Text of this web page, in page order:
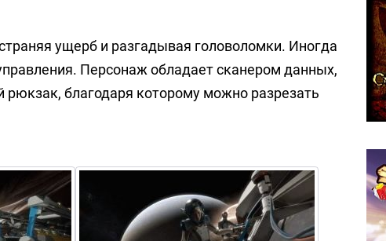
ущерб и разгадывая головоломки. Иногда
Персонаж обладает сканером данных,
благодаря которому можно разрезать